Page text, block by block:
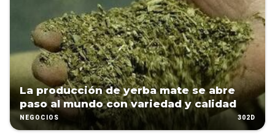
La producción de yerba mate se abre
paso al mundo con variedad y calidad
NEGOCIOS 302D